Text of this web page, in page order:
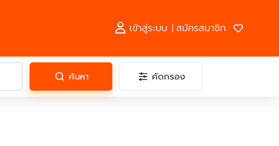
เข้าสู่ระบบ | สมัครสมาชิก
ค้นหา คัดกรอง